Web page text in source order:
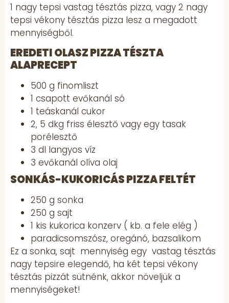
1 nagy tepsi vastag tésztás pizza, vagy 2 nagy
tepsi vékony tésztás pizza lesz a megadott
mennyiségből.
EREDETI OLASZ PIZZA TÉSZTA
ALAPRECEPT
500 g finomliszt
1 csapott evőkanál só
1 teáskanál cukor
2, 5 dkg friss élesztő vagy egy tasak
porélesztő
3 dl langyos víz
3 evőkanál olíva olaj
SONKÁS-KUKORICÁS PIZZA FELTÉT
250 g sonka
250 g sajt
1 kis kukorica konzerv ( kb. a fele elég )
paradicsomszósz, oregánó, bazsalikom
Ez a sonka, sajt mennyiség egy vastag tésztás
nagy tepsire elegendő, ha két tepsi vékony
tésztás pizzát sütnénk, akkor növeljük a
mennyiségeket!